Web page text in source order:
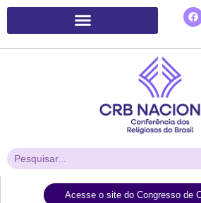
Acesse o site do Congresso de